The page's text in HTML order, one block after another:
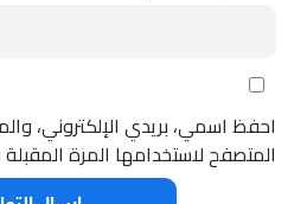
احفظ اسمي، بريدي الإلكتروني،
المتصفح لاستخدامها المرة